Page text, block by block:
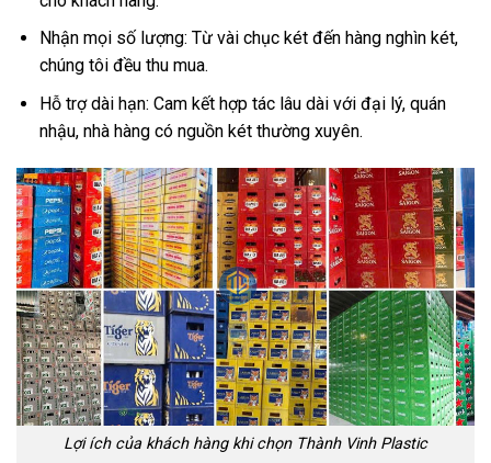
Nhận mọi số lượng: Từ vài chục két đến hàng nghìn két,
chúng tôi đều thu mua.
Hỗ trợ dài hạn: Cam kết hợp tác lâu dài với đại lý, quán
nhậu, nhà hàng có nguồn két thường xuyên.
Lợi ích của khách hàng khi chọn Thành Vinh Plastic